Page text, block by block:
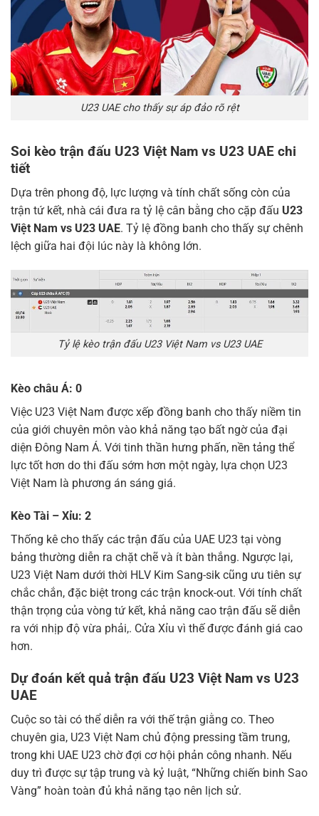
U23 UAE cho thấy sự áp đảo rõ rệt
Soi kèo trận đấu U23 Việt Nam vs U23 UAE chi
tiết
Dựa trên phong độ, lực lượng và tính chất sống còn của
trận tứ kết, nhà cái đưa ra tỷ lệ cân bằng cho cặp đấu U23
Việt Nam vs U23 UAE. Tỷ lệ đồng banh cho thấy sự chênh
lệch giữa hai đội lúc này là không lớn.
Tỷ lệ kèo trận đấu U23 Việt Nam vs U23 UAE
Kèo châu Á: 0
Việc U23 Việt Nam được xếp đồng banh cho thấy niềm tin
của giới chuyên môn vào khả năng tạo bất ngờ của đại
diện Đông Nam Á. Với tinh thần hưng phấn, nền tảng thể
lực tốt hơn do thi đấu sớm hơn một ngày, lựa chọn U23
Việt Nam là phương án sáng giá.
Kèo Tài – Xỉu: 2
Thống kê cho thấy các trận đấu của UAE U23 tại vòng
bảng thường diễn ra chặt chẽ và ít bàn thắng. Ngược lại,
U23 Việt Nam dưới thời HLV Kim Sang-sik cũng ưu tiên sự
chắc chắn, đặc biệt trong các trận knock-out. Với tính chất
thận trọng của vòng tứ kết, khả năng cao trận đấu sẽ diễn
ra với nhịp độ vừa phải,. Cửa Xỉu vì thế được đánh giá cao
hơn.
Dự đoán kết quả trận đấu U23 Việt Nam vs U23
UAE
Cuộc so tài có thể diễn ra với thế trận giằng co. Theo
chuyên gia, U23 Việt Nam chủ động pressing tầm trung,
trong khi UAE U23 chờ đợi cơ hội phản công nhanh. Nếu
duy trì được sự tập trung và kỷ luật, “Những chiến binh Sao
Vàng” hoàn toàn đủ khả năng tạo nên lịch sử.